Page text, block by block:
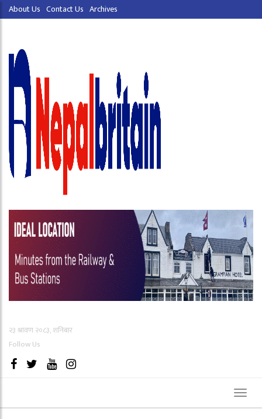
About Us Contact Us Archives
२३ श्रावण २०८३, शनिबार
Follow Us